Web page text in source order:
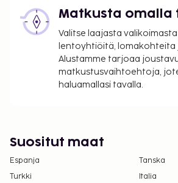
Kausiluontoinen uima-allas on
kesäkuuta – 15. lokakuuta.
Kontaktiton
uloskirjautuminen ovat
Matkusta omalla
Valitse laajasta
lentoyhtiöitä,
Alustamme tarjoaa
matkustusvaihtoehtoja,
haluamallasi tavalla.
Suositut maat
Espanja
Tanska
Turkki
Italia